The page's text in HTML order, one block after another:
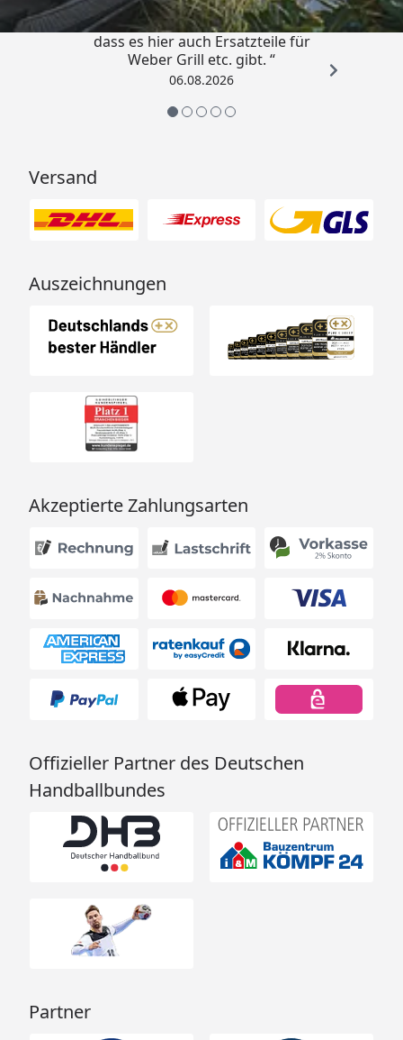
„Schnell und zuverlässig! Schön,
dass es hier auch Ersatzteile für
Weber Grill etc. gibt. “
06.08.2026
Versand
Auszeichnungen
Akzeptierte Zahlungsarten
Offizieller Partner des Deutschen
Handballbundes
Partner